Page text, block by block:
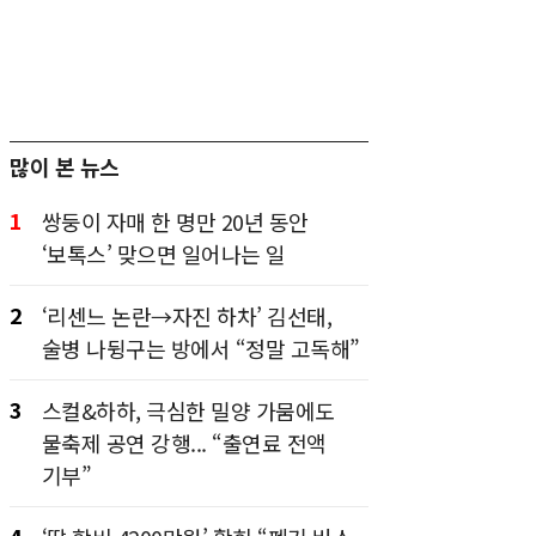
많이 본 뉴스
1
쌍둥이 자매 한 명만 20년 동안
‘보톡스’ 맞으면 일어나는 일
2
‘리센느 논란→자진 하차’ 김선태,
술병 나뒹구는 방에서 “정말 고독해”
3
스컬&하하, 극심한 밀양 가뭄에도
물축제 공연 강행... “출연료 전액
기부”